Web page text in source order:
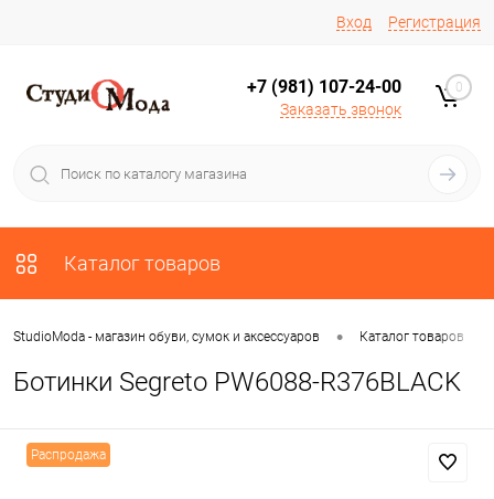
Вход Регистрация
+7 (981) 107-24-00
Заказать звонок
0
Каталог товаров
StudioModa - магазин обуви, сумок и аксессуаров • Каталог товаров
Ботинки Segreto PW6088-R376BLACK
Распродажа